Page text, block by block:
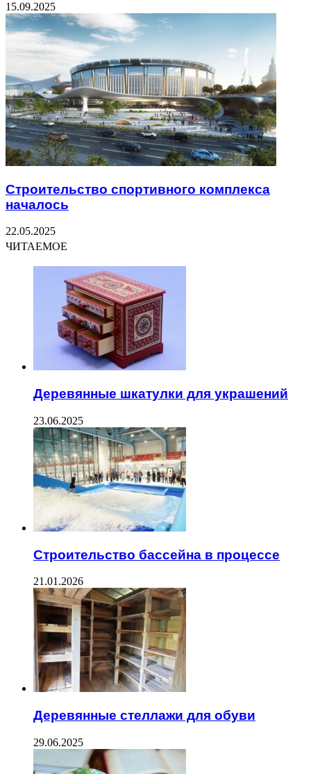
15.09.2025
Строительство спортивного комплекса
началось
22.05.2025
ЧИТАЕМОЕ
Деревянные шкатулки для украшений
23.06.2025
Строительство бассейна в процессе
21.01.2026
Деревянные стеллажи для обуви
29.06.2025